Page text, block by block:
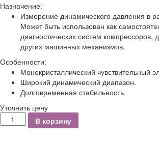
Назначение:
Измерение динамического давления в
Может быть использован как
диагностических систем компрессоров,
других машинных механизмов.
Особенности:
Монокристаллический чувствительный
Широкий динамический диапазон.
Долговременная стабильность.
Уточнить цену
КоличествоВ корзину